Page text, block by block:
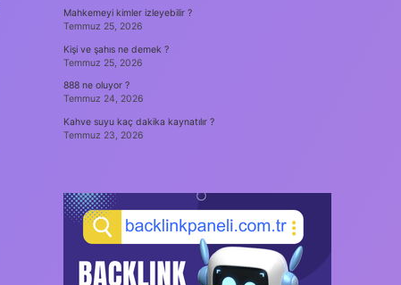
Mahkemeyi kimler izleyebilir ?
Temmuz 25, 2026
Kişi ve şahıs ne demek ?
Temmuz 25, 2026
888 ne oluyor ?
Temmuz 24, 2026
Kahve suyu kaç dakika kaynatılır ?
Temmuz 23, 2026